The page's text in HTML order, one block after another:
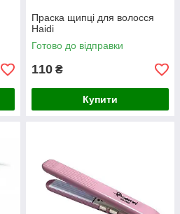
Праска щипці для волосся
Haidi
Готово до відправки
110 ₴
Купити